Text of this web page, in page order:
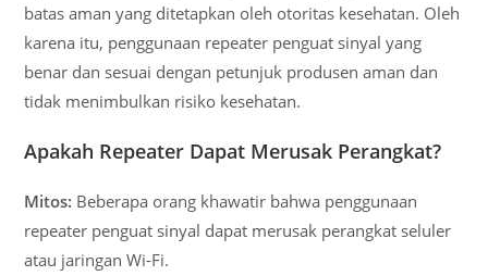
batas aman yang ditetapkan oleh otoritas kesehatan. Oleh
karena itu, penggunaan repeater penguat sinyal yang
benar dan sesuai dengan petunjuk produsen aman dan
tidak menimbulkan risiko kesehatan.
Apakah Repeater Dapat Merusak Perangkat?
Mitos: Beberapa orang khawatir bahwa penggunaan
repeater penguat sinyal dapat merusak perangkat seluler
atau jaringan Wi-Fi.